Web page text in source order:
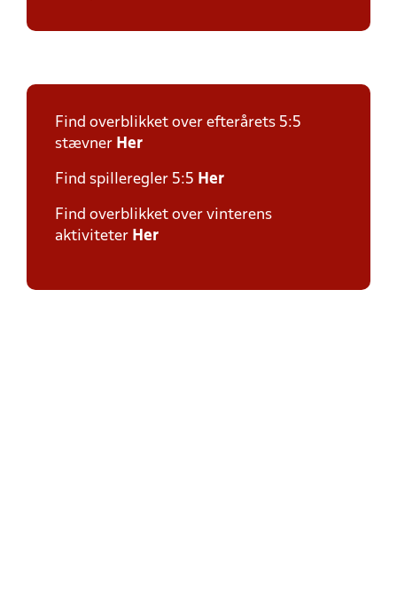
Find overblikket over efterårets 5:5
stævner Her
Find spilleregler 5:5 Her
Find overblikket over vinterens
aktiviteter Her